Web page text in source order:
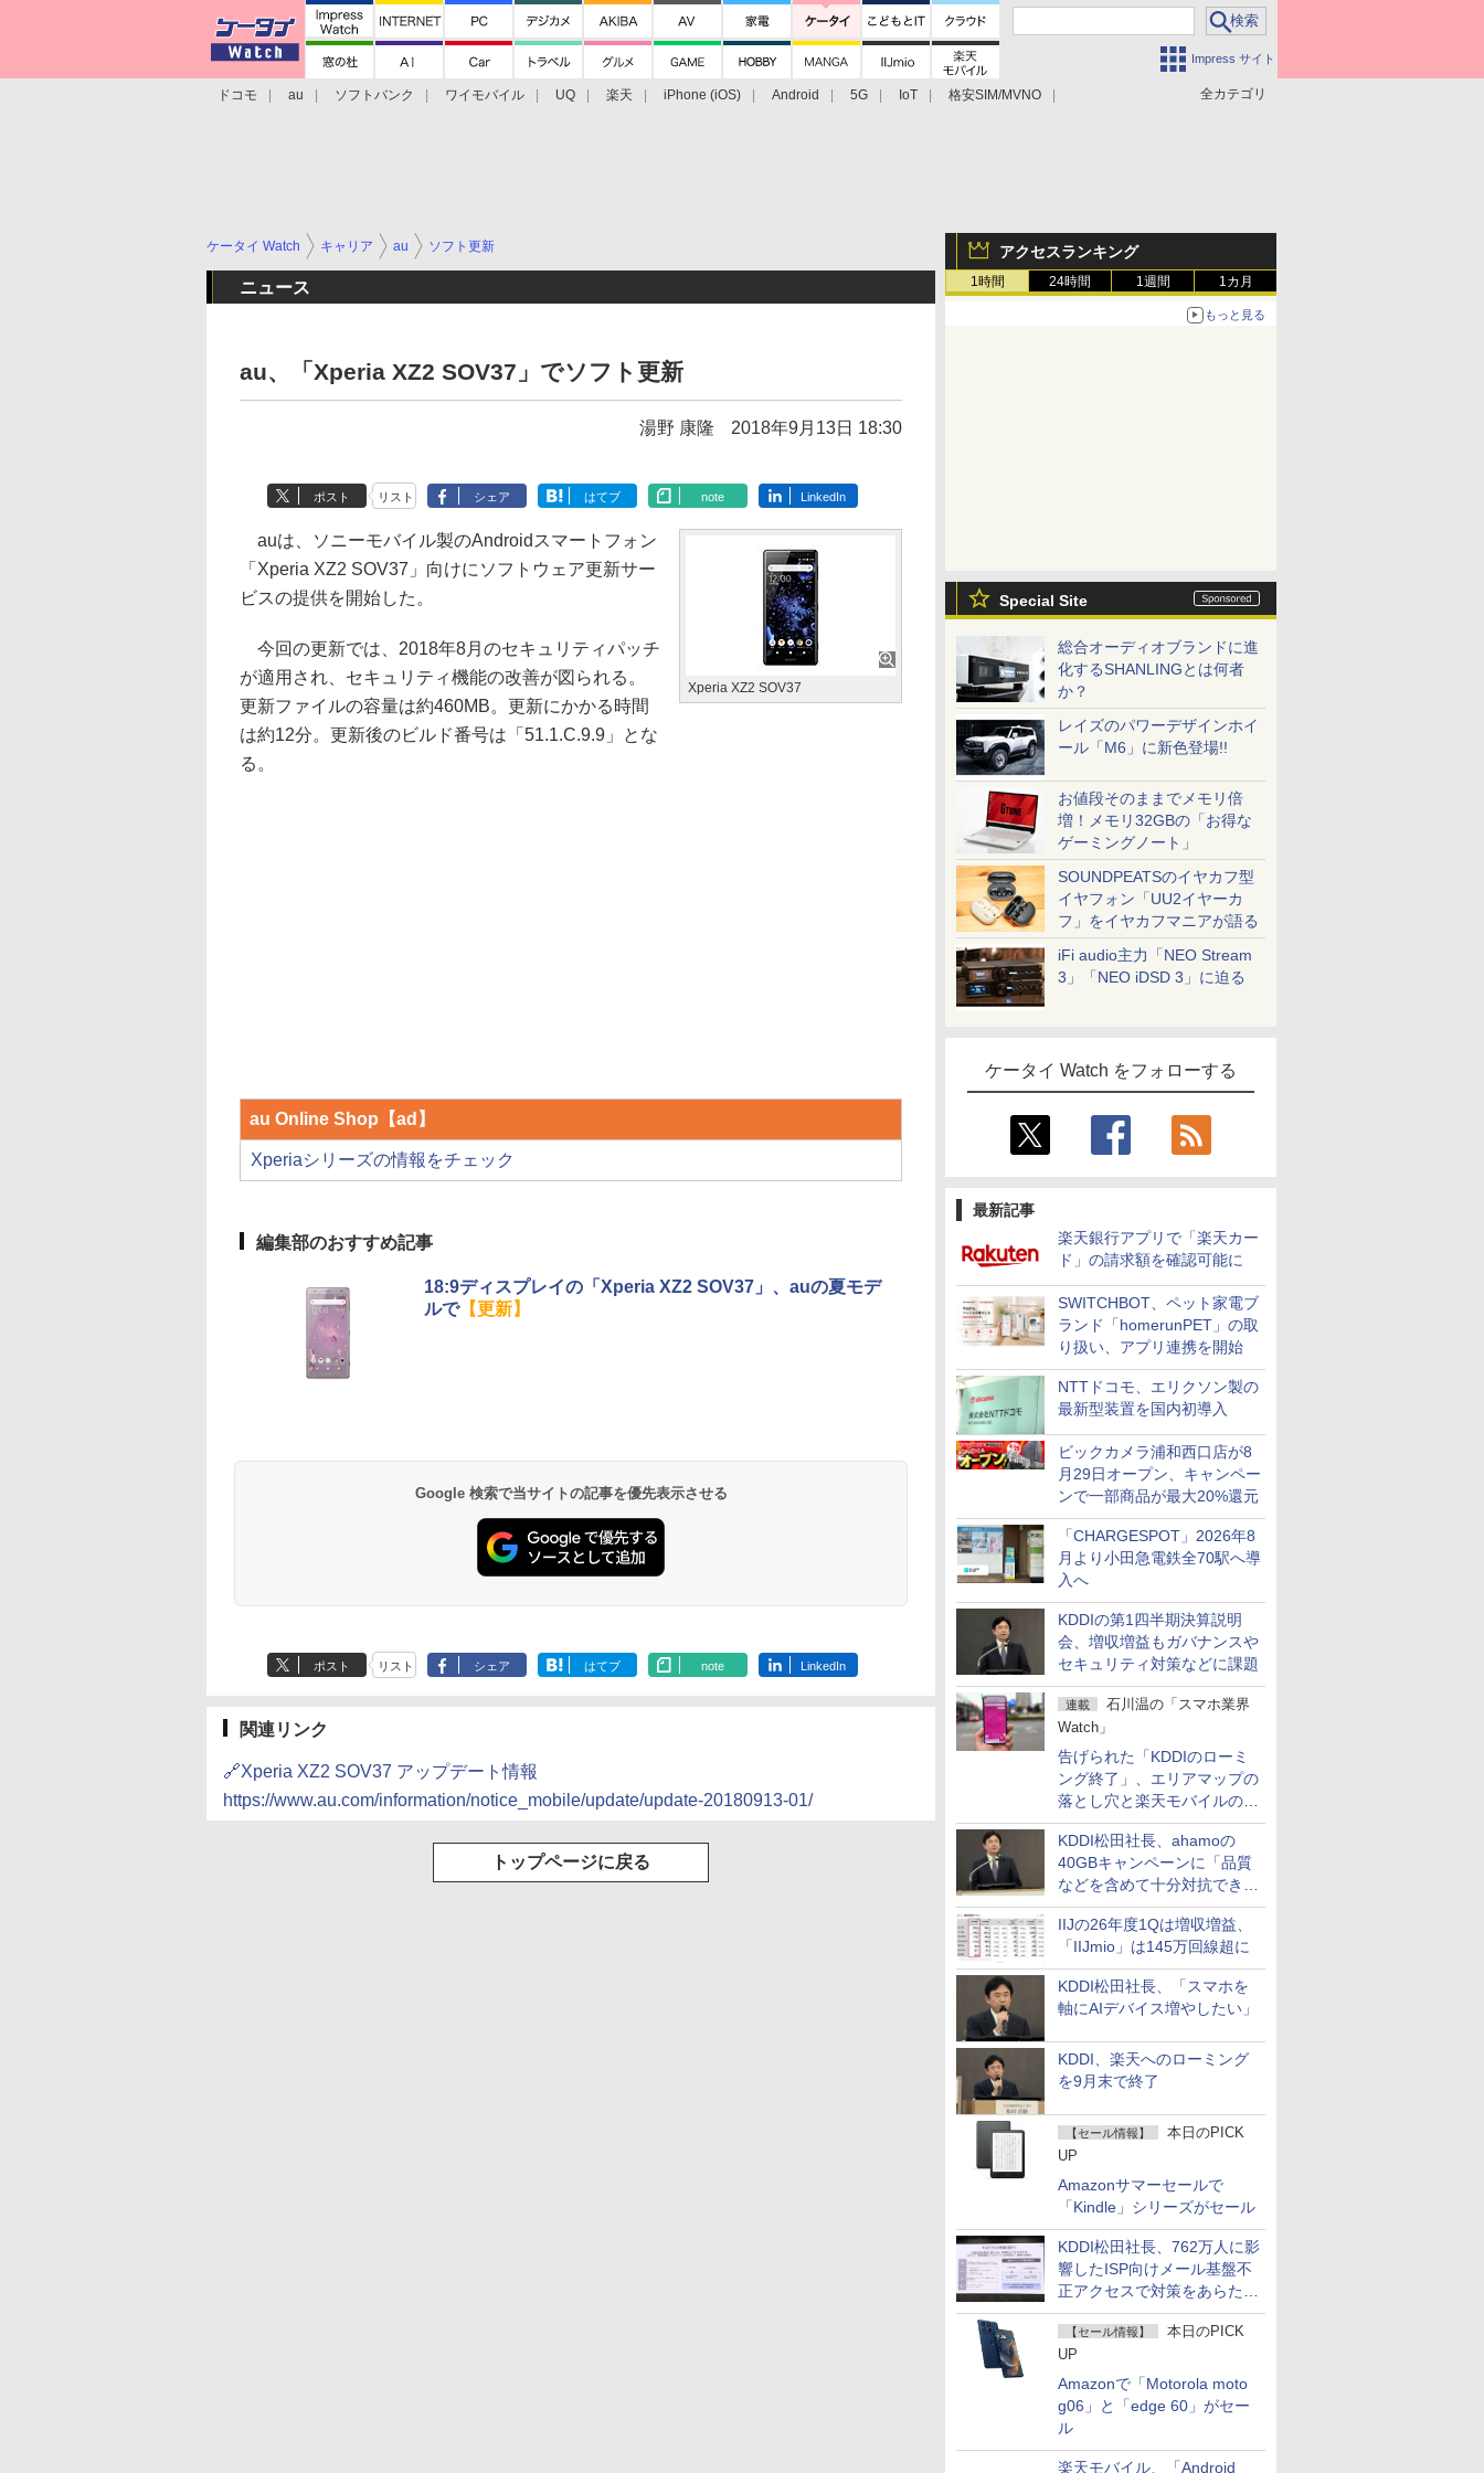
Impress サイト
全カテゴリ
ドコモ au ソフトバンク ワイモバイル UQ 楽天 iPhone (iOS) Android 5G IoT
格安SIM/MVNO
アクセスランキング
1時間 24時間 1週間 1カ月
もっと見る
Special Site
総合オーディオブランドに進
化するSHANLINGとは何者
か？
レイズのパワーデザインホイ
ール「M6」に新色登場!!
お値段そのままでメモリ倍
増！メモリ32GBの「お得な
ゲーミングノート」
SOUNDPEATSのイヤカフ型
イヤフォン「UU2イヤーカ
フ」をイヤカフマニアが語る
iFi audio主力「NEO Stream
3」「NEO iDSD 3」に迫る
ケータイ Watch をフォローする
最新記事
楽天銀行アプリで「楽天カー
ド」の請求額を確認可能に
SWITCHBOT、ペット家電ブ
ランド「homerunPET」の取
り扱い、アプリ連携を開始
NTTドコモ、エリクソン製の
最新型装置を国内初導入
ビックカメラ浦和西口店が8
月29日オープン、キャンペー
ンで一部商品が最大20%還元
「CHARGESPOT」2026年8
月より小田急電鉄全70駅へ導
入へ
KDDIの第1四半期決算説明
会、増収増益もガバナンスや
セキュリティ対策などに課題
連載
石川温の「スマホ業界
Watch」
告げられた「KDDIのローミ
ング終了」、エリアマップの
落とし穴と楽天モバイルの課
題
KDDI松田社長、ahamoの
40GBキャンペーンに「品質
などを含めて十分対抗でき
る」
IIJの26年度1Qは増収増益、
「IIJmio」は145万回線超に
KDDI松田社長、「スマホを
軸にAIデバイス増やしたい」
KDDI、楽天へのローミング
を9月末で終了
【セール情報】
本日のPICK
UP
Amazonサマーセールで
「Kindle」シリーズがセール
KDDI松田社長、762万人に影
響したISP向けメール基盤不
正アクセスで対策をあらため
て説明
【セール情報】
本日のPICK
UP
Amazonで「Motorola moto
g06」と「edge 60」がセー
ル
楽天モバイル、「Android
ケータイ Watch キャリア au ソフト更新
ニュース
au、「Xperia XZ2 SOV37」でソフト更新
湯野 康隆 2018年9月13日 18:30
ポスト リスト シェア はてブ note LinkedIn
Xperia XZ2 SOV37
auは、ソニーモバイル製のAndroidスマートフォン
「Xperia XZ2 SOV37」向けにソフトウェア更新サー
ビスの提供を開始した。
今回の更新では、2018年8月のセキュリティパッチ
が適用され、セキュリティ機能の改善が図られる。
更新ファイルの容量は約460MB。更新にかかる時間
は約12分。更新後のビルド番号は「51.1.C.9.9」とな
る。
au Online Shop【ad】
Xperiaシリーズの情報をチェック
編集部のおすすめ記事
18:9ディスプレイの「Xperia XZ2 SOV37」、auの夏モデ
ルで【更新】
Google 検索で当サイトの記事を優先表示させる
ポスト リスト シェア はてブ note LinkedIn
関連リンク
🔗Xperia XZ2 SOV37 アップデート情報
https://www.au.com/information/notice_mobile/update/update-20180913-01/
トップページに戻る